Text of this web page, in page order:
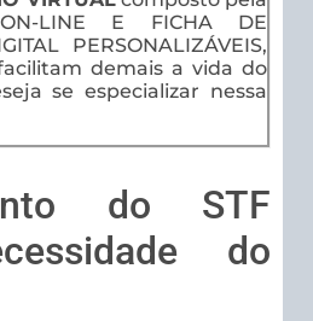
ON-LINE E FICHA DE
PERSONALIZÁVEIS,
demais a vida do
se especializar nessa
do STF
do